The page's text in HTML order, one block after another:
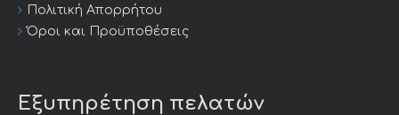
Πολιτική Απορρήτου
Όροι και Προϋποθέσεις
Εξυπηρέτηση πελατών